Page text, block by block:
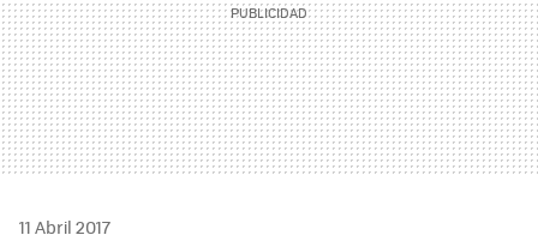
11 Abril 2017